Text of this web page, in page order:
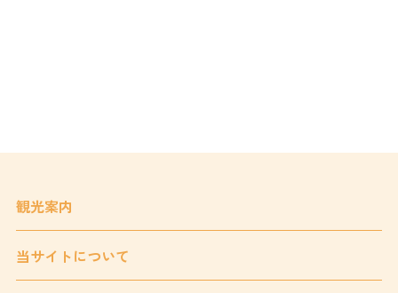
観光案内
当サイトについて